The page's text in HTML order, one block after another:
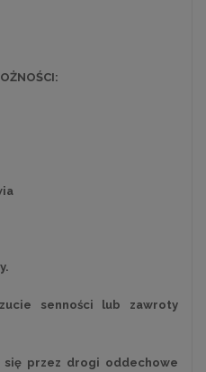
senności lub zawroty
się przez drogi oddechowe